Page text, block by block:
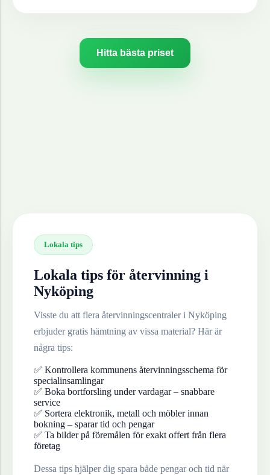
Hitta bästa priset
Lokala tips
Lokala tips för återvinning i
Nyköping
Visste du att flera återvinningscentraler i Nyköping
erbjuder gratis hämtning av vissa material? Här är
några tips:
✅ Kontrollera kommunens återvinningsschema för
specialinsamlingar
✅ Boka bortforsling under vardagar – snabbare
service
✅ Sortera elektronik, metall och möbler innan
bokning – sparar tid och pengar
✅ Ta bilder på föremålen för exakt offert från flera
företag
Dessa tips hjälper dig spara både pengar och tid när